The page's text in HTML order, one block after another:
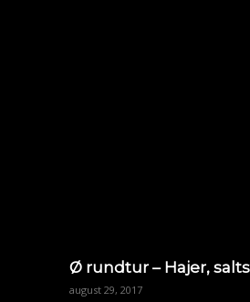
Ø rundtur – Hajer,
august 29, 2017